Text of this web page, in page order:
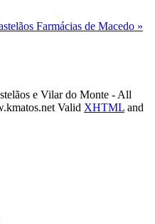
Farmácias de Macedo »
e Vilar do Monte - All
Valid XHTML and